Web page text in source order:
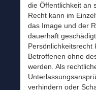
die Öffentlichkeit an
Recht kann im
das Image und der
dauerhaft
Persönlichkeitsrecht
Betroffenen ohne
werden. Als
verhindern oder